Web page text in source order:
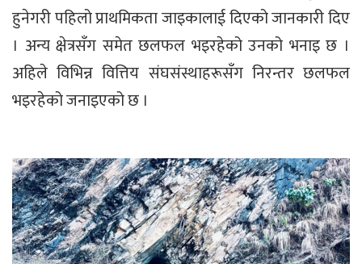
हुनेगरी पहिलो प्राथमिकता जाइकालाई दिएको जानकारी दिए
। अन्य क्षेत्रसँग समेत छलफल भइरहेको उनको भनाइ छ ।
अहिले विभिन्न वित्तिय संघसंस्थाहरूसँग निरन्तर छलफल
भइरहेको जनाइएको छ ।